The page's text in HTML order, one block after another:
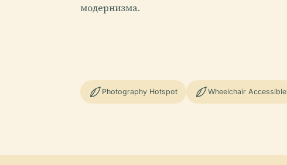
модернизма.
Photography Hotspot Wheelchair Accessible